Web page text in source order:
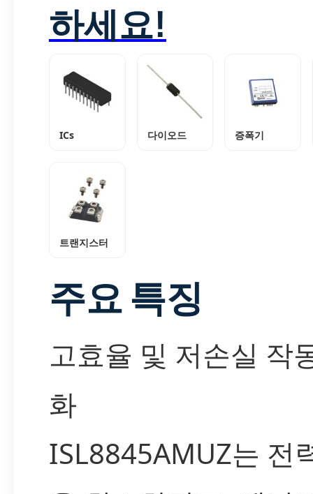
하세요!
ICs 다이오드 증폭기
트랜지스터
주요 특징
고효율 및 저손실 작
화
ISL8845AMUZ는 전